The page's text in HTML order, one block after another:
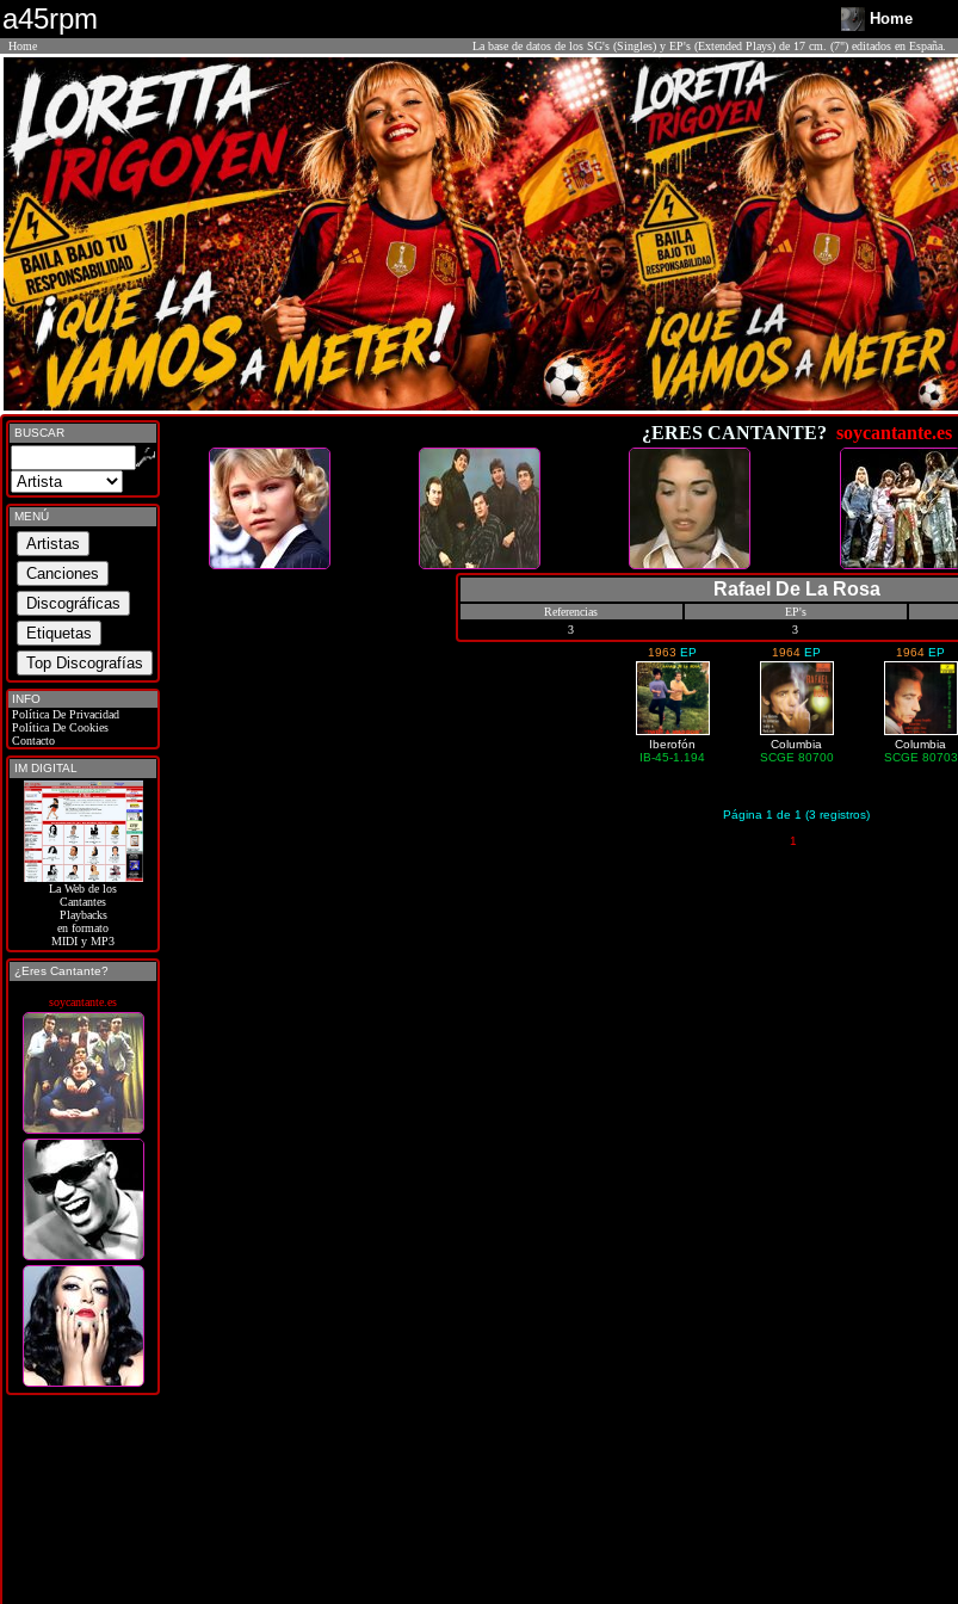
a45rpm Home
Home La base de datos de los SG's (Singles) y EP's (Extended Plays) de 17 cm. (7") editados en España.
BUSCAR
MENÚ
INFO
Política De Privacidad
Política De Cookies
Contacto
IM DIGITAL
La Web de los
Cantantes
Playbacks
en formato
MIDI y MP3
¿Eres Cantante?
soycantante.es
¿ERES CANTANTE? soycantante.es
Rafael De La Rosa
Referencias EP's
3
3
1963 EP
Iberofón
IB-45-1.194
1964 EP
Columbia
SCGE 80700
1964 EP
Columbia
SCGE 80703
Página 1 de 1 (3 registros)
1